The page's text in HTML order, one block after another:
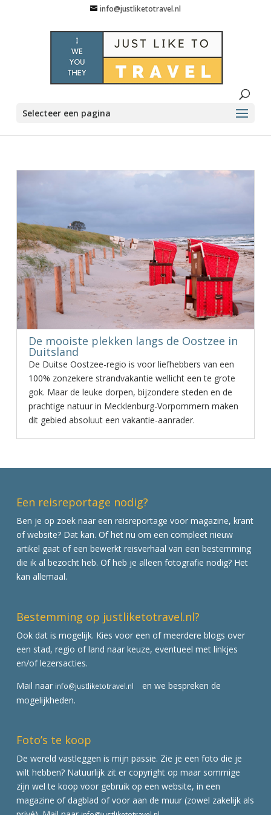
info@justliketotravel.nl
Selecteer een pagina
De mooiste plekken langs de Oostzee in
Duitsland
De Duitse Oostzee-regio is voor liefhebbers van een
100% zonzekere strandvakantie wellicht een te grote
gok. Maar de leuke dorpen, bijzondere steden en de
prachtige natuur in Mecklenburg-Vorpommern maken
dit gebied absoluut een vakantie-aanrader.
Een reisreportage nodig?
Ben je op zoek naar een reisreportage voor magazine, krant
of website? Dat kan. Of het nu om een compleet nieuw
artikel gaat of een bewerkt reisverhaal van een bestemming
die ik al bezocht heb. Of heb je alleen fotografie nodig? Het
kan allemaal.
Bestemming op justliketotravel.nl?
Ook dat is mogelijk. Kies voor een of meerdere blogs over
een stad, regio of land naar keuze, eventueel met linkjes
en/of lezersacties.
Mail naar info@justliketotravel.nl
en we bespreken de
mogelijkheden.
Foto’s te koop
De wereld vastleggen is mijn passie. Zie je een foto die je
wilt hebben? Natuurlijk zit er copyright op maar sommige
zijn wel te koop voor gebruik op een website, in een
magazine of dagblad of voor aan de muur (zowel zakelijk als